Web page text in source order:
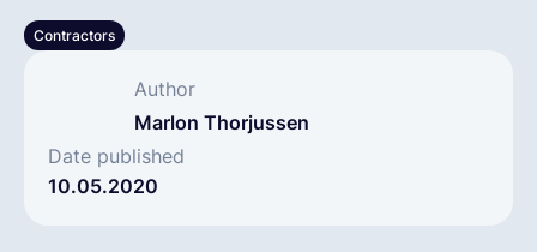
Contractors
Author
Marlon Thorjussen
Date published
10.05.2020